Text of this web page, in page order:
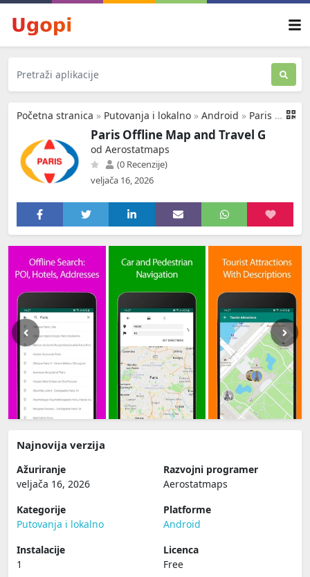
Početna stranica » Putovanja i lokalno » Android » Paris Offline Map and Travel G
Paris Offline Map and Travel G
od Aerostatmaps
(0 Recenzije)
veljača 16, 2026
Najnovija verzija
Ažuriranje
veljača 16, 2026
Razvojni programer
Aerostatmaps
Kategorije
Putovanja i lokalno
Platforme
Android
Instalacije
1
Licenca
Free